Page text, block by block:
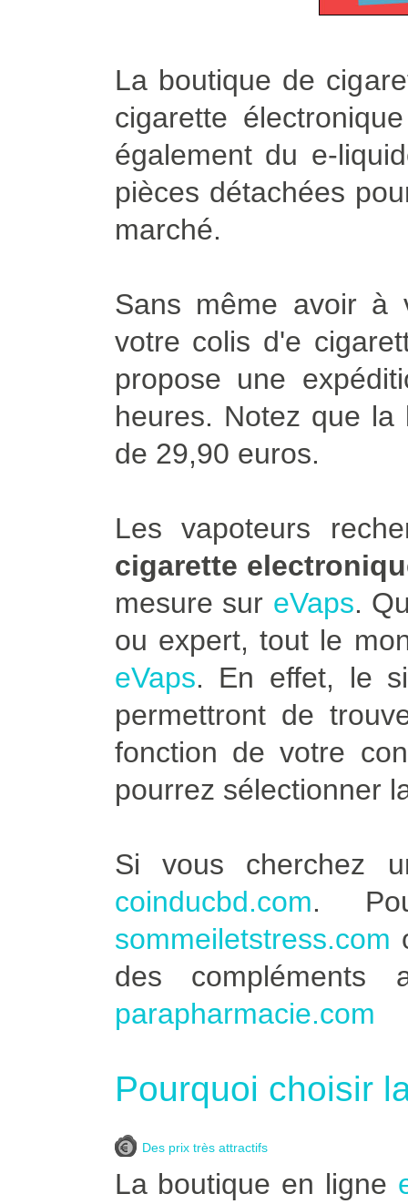
La boutique de
cigarette
également du e-
pièces détachées
marché.
Sans même avoir à
votre colis d'e
propose une
heures. Notez que
de 29,90 euros.
Les vapoteurs
cigarette
mesure sur eVaps.
ou expert, tout le
eVaps. En effet, le
permettront de
fonction de votre
pourrez sélectionner
Si vous cherchez
coinducbd.com.
sommeiletstress.com
des compléments
parapharmacie.com
Pourquoi choisir
Des prix très attractifs
La boutique en ligne